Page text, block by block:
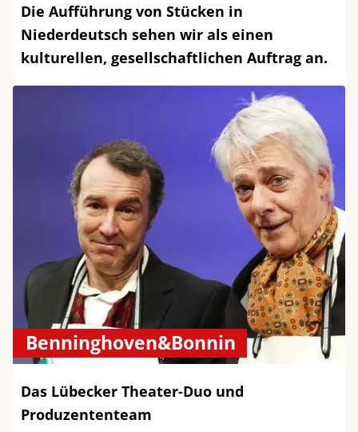
Die Aufführung von Stücken in
Niederdeutsch sehen wir als einen
kulturellen, gesellschaftlichen Auftrag an.
Benninghoven&Bonnin
Das Lübecker Theater-Duo und
Produzententeam